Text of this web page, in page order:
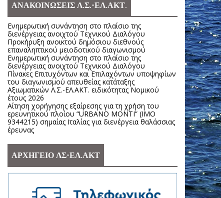
ΑΝΑΚΟΙΝΩΣΕΙΣ Λ.Σ.-ΕΛ.ΑΚΤ.
Ενημερωτική συνάντηση στο πλαίσιο της
διενέργειας ανοιχτού Τεχνικού Διαλόγου
Προκήρυξη ανοικτού δημόσιου διεθνούς
επαναληπτικού μειοδοτικού διαγωνισμού
Ενημερωτική συνάντηση στο πλαίσιο της
διενέργειας ανοιχτού Τεχνικού Διαλόγου
Πίνακες Επιτυχόντων και Επιλαχόντων υποψηφίων
του διαγωνισμού απευθείας κατάταξης
Αξιωματικών Λ.Σ.-ΕΛ.ΑΚΤ. ειδικότητας Νομικού
έτους 2026
Αίτηση χορήγησης εξαίρεσης για τη χρήση του
ερευνητικού πλοίου “URBANO MONTI” (IMO
9344215) σημαίας Ιταλίας για διενέργεια θαλάσσιας
έρευνας
ΑΡΧΗΓΕΙΟ ΛΣ-ΕΛ.ΑΚΤ